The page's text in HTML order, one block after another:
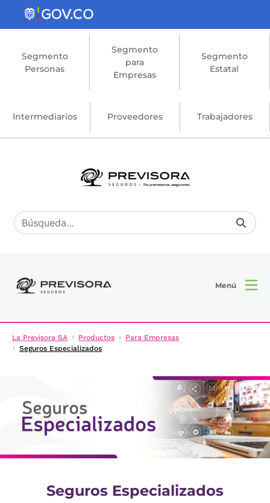
Saltar al contenido principal
Segmento
Personas
Segmento
para
Empresas
Segmento
Estatal
Intermediarios Proveedores Trabajadores
Menú
La Previsora SA Productos
Para Empresas
Seguros Especializados
Seguros Especializados